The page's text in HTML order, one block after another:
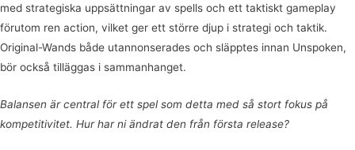
med strategiska uppsättningar av spells och ett taktiskt gameplay
förutom ren action, vilket ger ett större djup i strategi och taktik.
Original-Wands både utannonserades och släpptes innan Unspoken,
bör också tilläggas i sammanhanget.
Balansen är central för ett spel som detta med så stort fokus på
kompetitivitet. Hur har ni ändrat den från första release?